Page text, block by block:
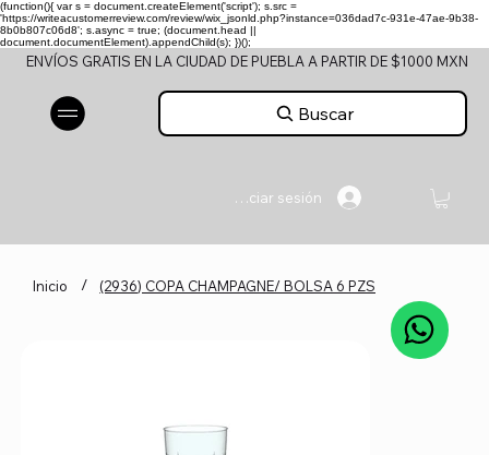
(function(){ var s = document.createElement('script'); s.src =
'https://writeacustomerreview.com/review/wix_jsonld.php?instance=036dad7c-931e-47ae-9b38-
8b0b807c06d8'; s.async = true; (document.head ||
document.documentElement).appendChild(s); })();
ENVÍOS GRATIS EN LA CIUDAD DE PUEBLA A PARTIR DE $1000 MXN
Buscar
Iniciar sesión
Inicio / (2936) COPA CHAMPAGNE/ BOLSA 6 PZS